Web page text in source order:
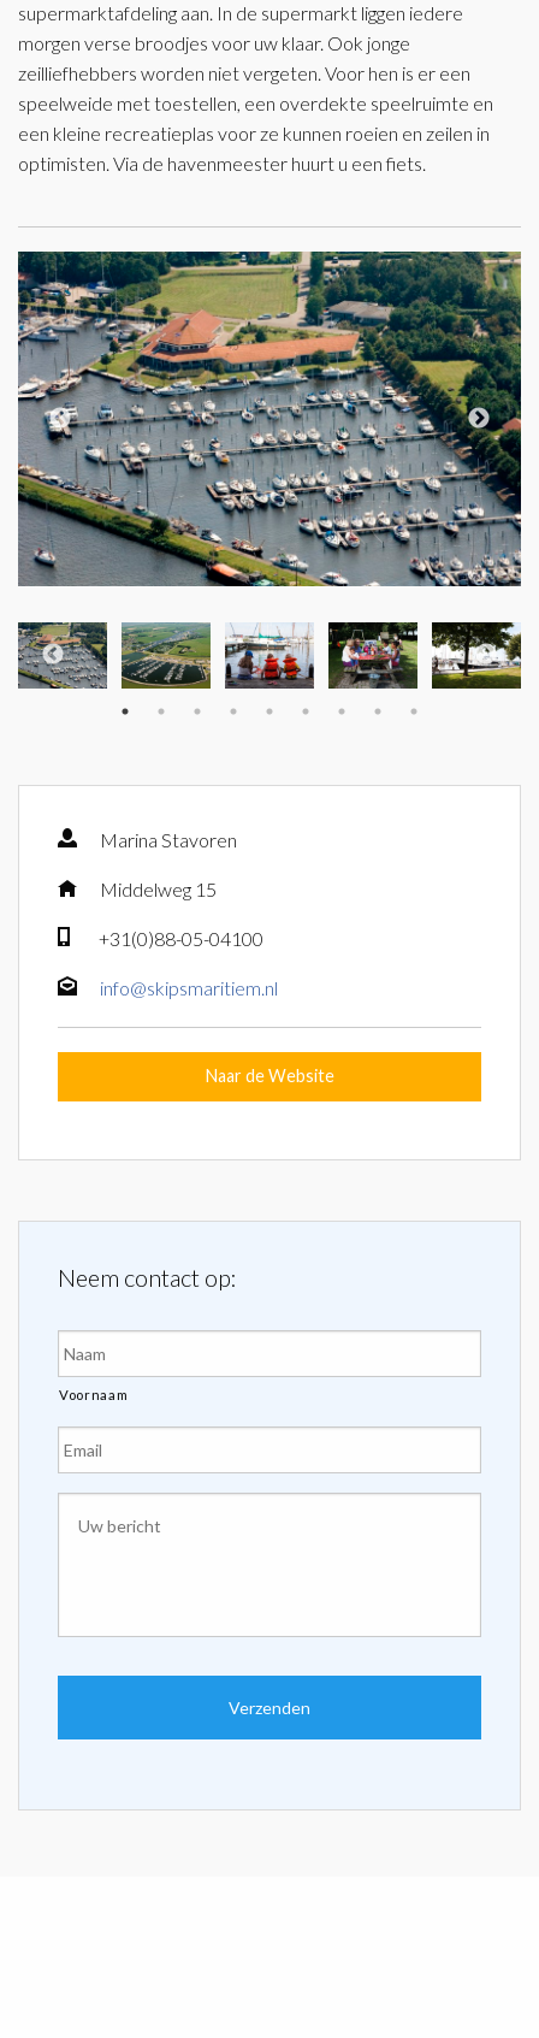
supermarktafdeling aan. In de supermarkt liggen iedere
morgen verse broodjes voor uw klaar. Ook jonge
zeilliefhebbers worden niet vergeten. Voor hen is er een
speelweide met toestellen, een overdekte speelruimte en
een kleine recreatieplas voor ze kunnen roeien en zeilen in
optimisten. Via de havenmeester huurt u een fiets.
Marina Stavoren
Middelweg 15
+31(0)88-05-04100
info@skipsmaritiem.nl
Naar de Website
Neem contact op:
Voornaam
mailadres
bericht *